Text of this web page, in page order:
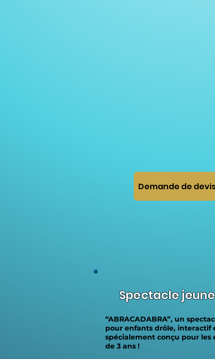
Demande de
Spectacle
“ABRACADABRA”, un
pour enfants drôle, interactif
spécialement conçu pour les
de 3 ans !